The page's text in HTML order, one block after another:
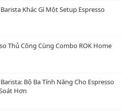
Khác Gì Một Setup Espresso
Thủ Công Cùng Combo ROK Home
Bộ Ba Tính Năng Cho Espresso
Hơn